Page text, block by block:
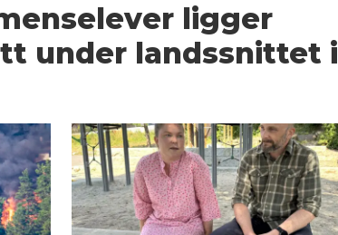
ligger
under landssnittet i